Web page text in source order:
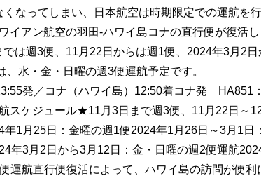
なってしまい、日本航空は時期限定での運航を行
イアン航空の羽田-ハワイ島コナの直行便が復活
は週3便、11月22日からは週1便、2024年3月2
水・金・日曜の週3便運航予定です。
発／コナ（ハワイ島）12:50着コナ発 HA851
スケジュール★11月3日まで週3便、11月22日～
1月25日：金曜の週1便2024年1月26日～3月1日
年3月2日から3月12日：金・日曜の週2便運航
運航直行便復活によって、ハワイ島の訪問が便利